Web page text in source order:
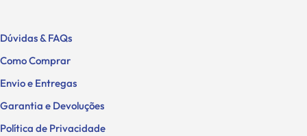
Dúvidas & FAQs
Como Comprar
Envio e Entregas
Garantia e Devoluções
Política de Privacidade